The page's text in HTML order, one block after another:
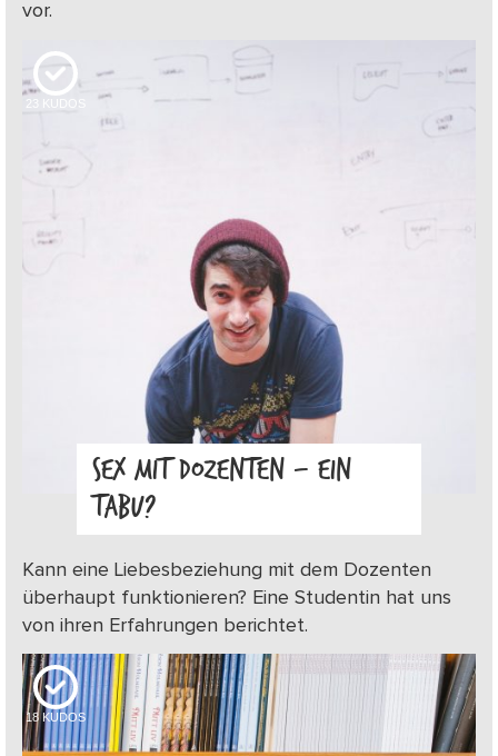
vor.
23 KUDOS
SEX MIT DOZENTEN – EIN
TABU?
Kann eine Liebesbeziehung mit dem Dozenten
überhaupt funktionieren? Eine Studentin hat uns
von ihren Erfahrungen berichtet.
18 KUDOS